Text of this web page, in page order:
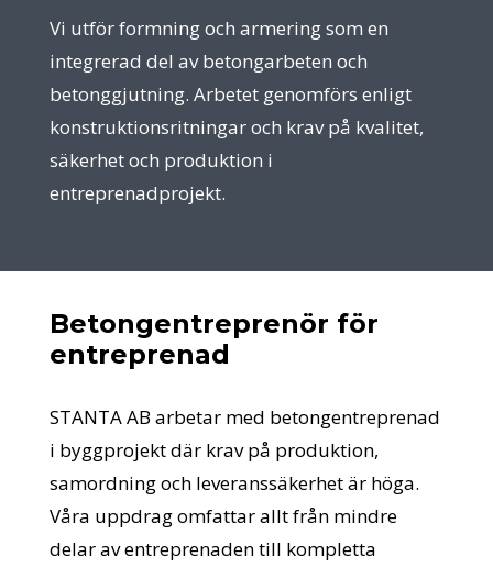
Vi utför formning och armering som en
integrerad del av betongarbeten och
betonggjutning. Arbetet genomförs enligt
konstruktionsritningar och krav på kvalitet,
säkerhet och produktion i
entreprenadprojekt.
Betongentreprenör för
entreprenad
STANTA AB arbetar med betongentreprenad
i byggprojekt där krav på produktion,
samordning och leveranssäkerhet är höga.
Våra uppdrag omfattar allt från mindre
delar av entreprenaden till kompletta